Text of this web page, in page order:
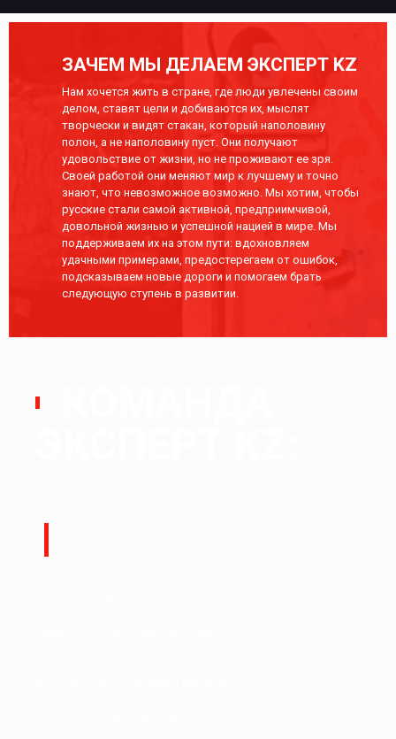
ЗАЧЕМ МЫ ДЕЛАЕМ ЭКСПЕРТ KZ
Нам хочется жить в стране, где люди увлечены своим
делом, ставят цели и добиваются их, мыслят
творчески и видят стакан, который наполовину
полон, а не наполовину пуст. Они получают
удовольствие от жизни, но не проживают ее зря.
Своей работой они меняют мир к лучшему и точно
знают, что невозможное возможно. Мы хотим, чтобы
русские стали самой активной, предприимчивой,
довольной жизнью и успешной нацией в мире. Мы
поддерживаем их на этом пути: вдохновляем
удачными примерами, предостерегаем от ошибок,
подсказываем новые дороги и помогаем брать
следующую ступень в развитии.